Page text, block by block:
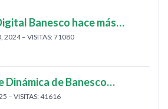
Banesco hace más…
2024 – VISITAS: 71080
Dinámica de Banesco…
– VISITAS: 41616